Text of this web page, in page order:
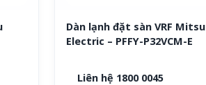
Dàn lạnh đặt sàn VRF Mitsu
Electric – PFFY-P32VCM-E
Liên hệ 1800 0045